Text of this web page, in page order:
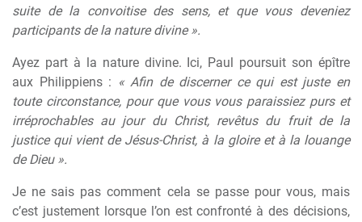
suite de la convoitise des sens, et que vous deveniez
participants de la nature divine ».
Ayez part à la nature divine. Ici, Paul poursuit son épître
aux Philippiens : « Afin de discerner ce qui est juste en
toute circonstance, pour que vous vous paraissiez purs et
irréprochables au jour du Christ, revêtus du fruit de la
justice qui vient de Jésus-Christ, à la gloire et à la louange
de Dieu ».
Je ne sais pas comment cela se passe pour vous, mais
c’est justement lorsque l’on est confronté à des décisions,